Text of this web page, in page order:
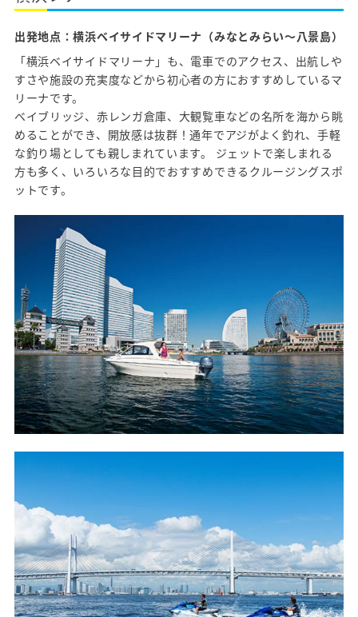
出発地点：横浜ベイサイドマリーナ（みなとみらい〜八景島）
「横浜ベイサイドマリーナ」も、電車でのアクセス、出航しや
すさや施設の充実度などから初心者の方におすすめしているマ
リーナです。
ベイブリッジ、赤レンガ倉庫、大観覧車などの名所を海から眺
めることができ、開放感は抜群！通年でアジがよく釣れ、手軽
な釣り場としても親しまれています。 ジェットで楽しまれる
方も多く、いろいろな目的でおすすめできるクルージングスポ
ットです。